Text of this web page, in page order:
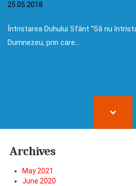
25.05.2018
Întristarea Duhului Sfânt ”Să nu
Dumnezeu, prin care…
Archives
May 2021
June 2020